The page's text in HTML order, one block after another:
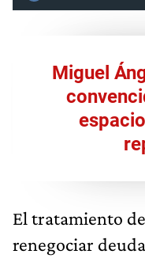
Miguel
El tratamiento
renegociar